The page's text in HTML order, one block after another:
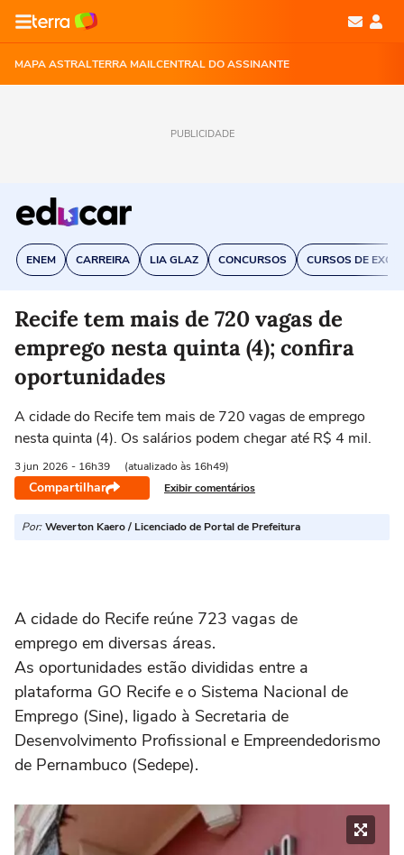
MAPA ASTRALTERRA MAILCENTRAL DO ASSINANTE
PUBLICIDADE
ENEM CARREIRA LIA GLAZ CONCURSOS CURSOS DE EXCEL
Recife tem mais de 720 vagas de
emprego nesta quinta (4); confira
oportunidades
A cidade do Recife tem mais de 720 vagas de emprego
nesta quinta (4). Os salários podem chegar até R$ 4 mil.
3 jun 2026 - 16h39 (atualizado às 16h49)
Compartilhar Exibir comentários
Por: Weverton Kaero / Licenciado de Portal de Prefeitura
A cidade do Recife reúne 723 vagas de
emprego em diversas áreas.
As oportunidades estão divididas entre a
plataforma GO Recife e o Sistema Nacional de
Emprego (Sine), ligado à Secretaria de
Desenvolvimento Profissional e Empreendedorismo
de Pernambuco (Sedepe).